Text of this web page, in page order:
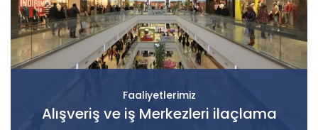
Faaliyetlerimiz
Alışveriş ve iş Merkezleri ilaçlama